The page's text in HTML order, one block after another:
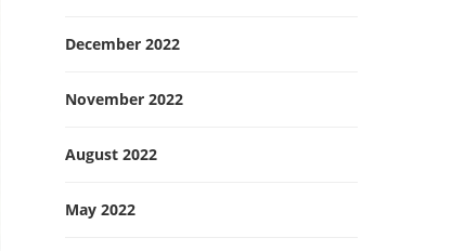
December 2022
November 2022
August 2022
May 2022